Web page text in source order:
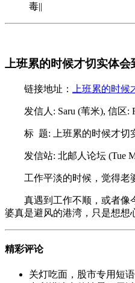
毒||
上班累的时候才切实体会
链接地址： 上班累的时
发信人: Saru (苇米), 信区:
标 题: 上班累的时候才切
发信站: 北邮人论坛 (Tue
工作平淡的时候，觉得老
真遇到工作不顺，或者像
婆真是避风的港湾，只是想想
精彩评论
关灯吃面，股市专用短